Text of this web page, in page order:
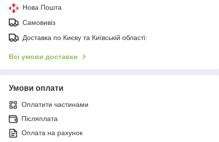
Нова Пошта
Самовивіз
Доставка по Києву та Київській області:
Всі умови доставки
Умови оплати
Оплатити частинами
Післяплата
Оплата на рахунок